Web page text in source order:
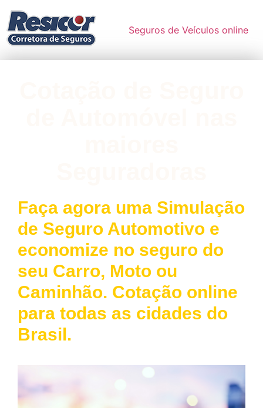
Seguros de Veículos online
Faça agora uma Simulação
de Seguro Automotivo e
economize no seguro do
seu Carro, Moto ou
Caminhão. Cotação online
para todas as cidades do
Brasil.